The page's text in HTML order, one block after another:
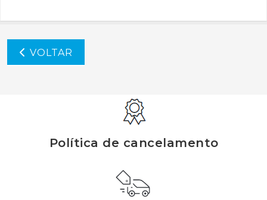
VOLTAR
Política de cancelamento